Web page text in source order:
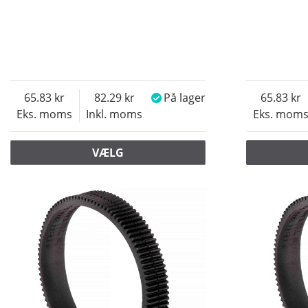
Eks. moms
65.83
Inkl. moms
82.29 På lager
VÆLG
Eks. moms
65.83